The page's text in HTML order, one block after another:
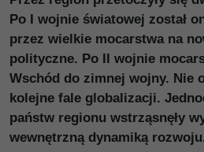
Po I wojnie światowej został
przez wielkie mocarstwa na
polityczne. Po II wojnie
Wschód do zimnej wojny. Nie
kolejne fale globalizacji.
państw regionu wstrząsnęły
wewnętrzną dynamiką